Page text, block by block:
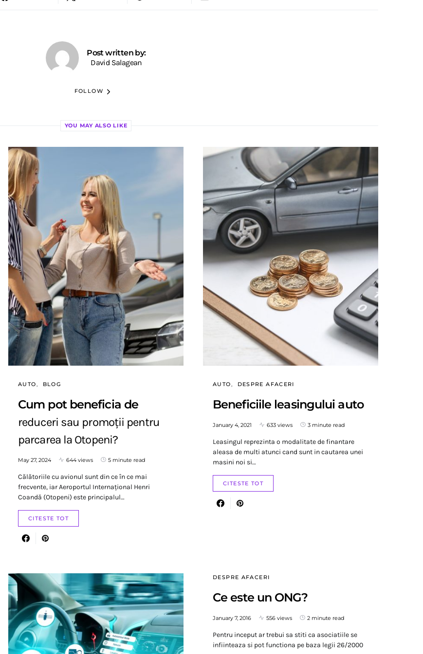
Post written by:
David Salagean
FOLLOW
YOU MAY ALSO LIKE
AUTO BLOG
Cum pot beneficia de
reduceri sau promoții pentru
parcarea la Otopeni?
May 27, 2024 644 views 5 minute read
Călătoriile cu avionul sunt din ce în ce mai
frecvente, iar Aeroportul Internațional Henri
Coandă (Otopeni) este principalul…
CITESTE TOT
AUTO DESPRE AFACERI
Beneficiile leasingului auto
January 4, 2021 633 views 3 minute read
Leasingul reprezinta o modalitate de finantare
aleasa de multi atunci cand sunt in cautarea unei
masini noi si…
CITESTE TOT
DESPRE AFACERI
Ce este un ONG?
January 7, 2016 556 views 2 minute read
Pentru inceput ar trebui sa stiti ca asociatiile se
infiinteaza si pot functiona pe baza legii 26/2000